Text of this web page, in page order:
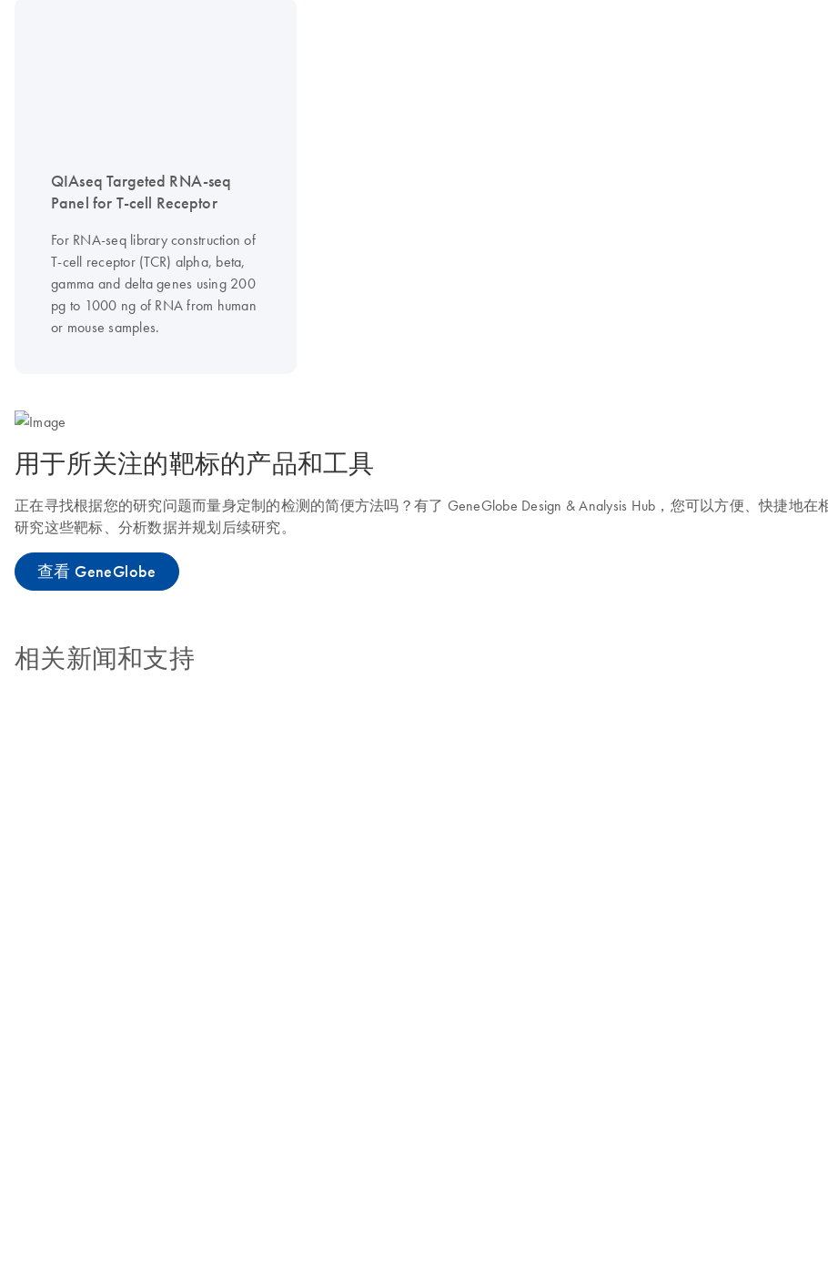
QIAseq Targeted RNA-seq
Panel for T-cell Receptor
For RNA-seq library construction of
T-cell receptor (TCR) alpha, beta,
gamma and delta genes using 200
pg to 1000 ng of RNA from human
or mouse samples.
用于所关注的靶标的产品和工具
正在寻找根据您的研究问题而量身定制的检测的简便方法吗？有了 GeneGlobe Design & Analysis Hub，您可以方便、快捷地
研究这些靶标、分析数据并规划后续研究。
查看 GeneGlobe
相关新闻和支持